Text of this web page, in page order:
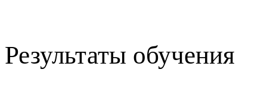
Результаты обучения